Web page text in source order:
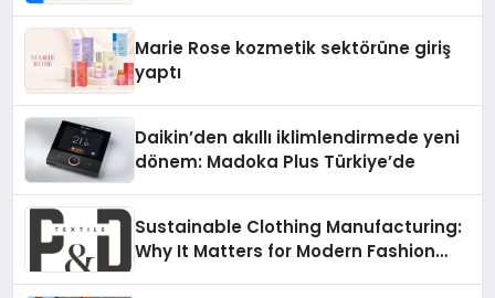
Marie Rose kozmetik sektörüne giriş
yaptı
Daikin’den akıllı iklimlendirmede yeni
dönem: Madoka Plus Türkiye’de
Sustainable Clothing Manufacturing:
Why It Matters for Modern Fashion